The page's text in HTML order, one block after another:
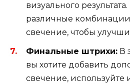
визуального
различные комбинации
свечение, чтобы
Финальные штрихи: В
вы хотите добавить
свечение, используйте